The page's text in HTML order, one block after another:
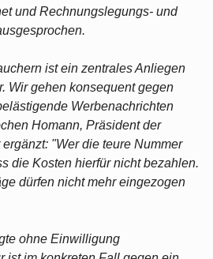
und Rechnungslegungs- und
ist ein zentrales Anliegen
Wir gehen konsequent gegen
Werbenachrichten
Homann, Präsident der
"Wer die teure Nummer
die Kosten hierfür nicht bezahlen.
dürfen nicht mehr eingezogen
ohne Einwilligung